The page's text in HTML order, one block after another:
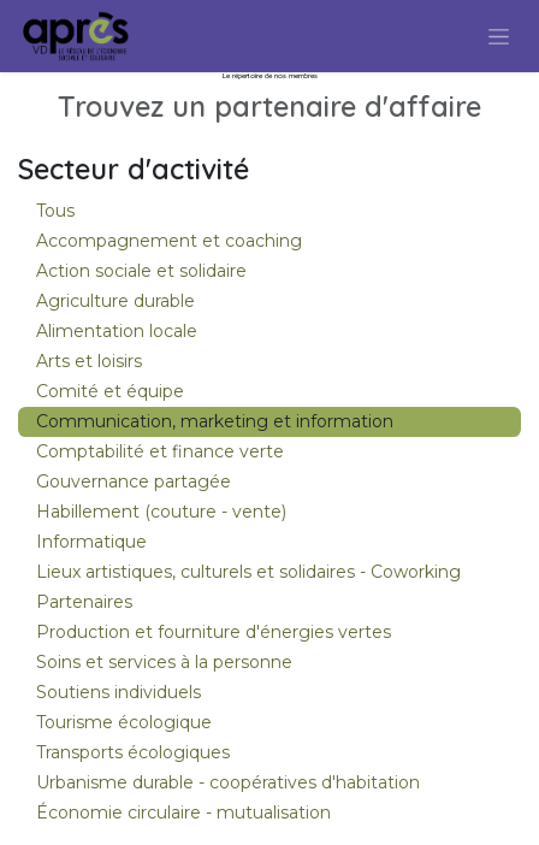
Se rendre au contenu
Le répertoire de nos membres
Trouvez un partenaire d'affaire
Secteur d'activité
Tous
Accompagnement et coaching
Action sociale et solidaire
Agriculture durable
Alimentation locale
Arts et loisirs
Comité et équipe
Communication, marketing et information
Comptabilité et finance verte
Gouvernance partagée
Habillement (couture - vente)
Informatique
Lieux artistiques, culturels et solidaires - Coworking
Partenaires
Production et fourniture d'énergies vertes
Soins et services à la personne
Soutiens individuels
Tourisme écologique
Transports écologiques
Urbanisme durable - coopératives d'habitation
Économie circulaire - mutualisation